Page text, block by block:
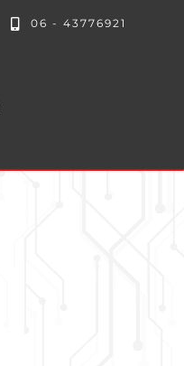
06 - 43776921